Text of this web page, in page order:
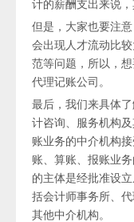
计的薪酬支出来说，
但是，大家也要注
会出现人才流动比
范等问题，所以，
代理记账公司。
最后，我们来具体
计咨询、服务机构
账业务的中介机构
账、算账、报账业
的主体是经批准设
括会计师事务所、
其他中介机构。